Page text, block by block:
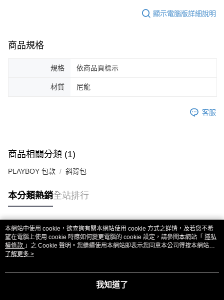
顯示電腦版詳細說明
商品規格
規格 依商品頁標示
材質 尼龍
客服
商品相關分類 (1)
PLAYBOY 包款 斜背包
本分類熱銷全站排行
熱門標籤
本網站中使用 cookie，欲查詢有關本網站使用 cookie 方式之詳情，及若您不希
望在電腦上使用 cookie 時應如何變更電腦的 cookie 設定，請參閱本網站「 隱私
權條款 」之 Cookie 聲明。您繼續使用本網站即表示您同意本公司得按本網站使
用條款之 Cookie 聲明使用 cookie。
了解更多 >
我知道了